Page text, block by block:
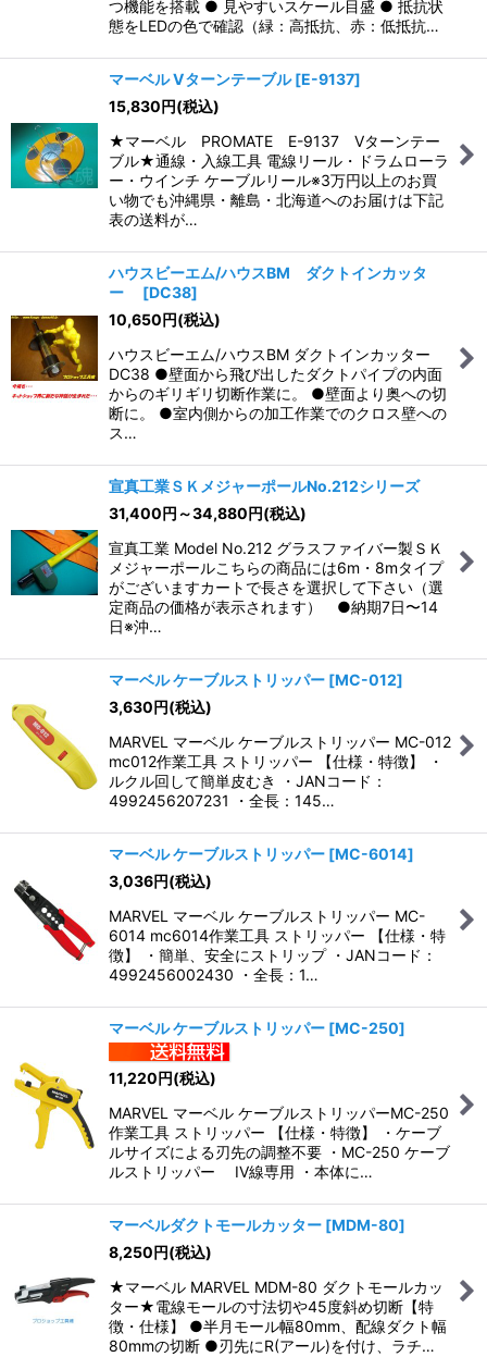
つ機能を搭載 ● 見やすいスケール目盛 ● 抵抗状
態をLEDの色で確認（緑：高抵抗、赤：低抵抗…
マーベル Vターンテーブル [E-9137]
15,830円(税込)
★マーベル PROMATE E-9137 Vターンテー
ブル★通線・入線工具 電線リール・ドラムローラ
ー・ウインチ ケーブルリール※3万円以上のお買
い物でも沖縄県・離島・北海道へのお届けは下記
表の送料が…
ハウスビーエム/ハウスBM ダクトインカッタ
ー
[DC38]
10,650円(税込)
ハウスビーエム/ハウスBM ダクトインカッター
DC38 ●壁面から飛び出したダクトパイプの内面
からのギリギリ切断作業に。 ●壁面より奥への切
断に。 ●室内側からの加工作業でのクロス壁への
ス…
宣真工業ＳＫメジャーポールNo.212シリーズ
31,400円 ～34,880円(税込)
宣真工業 Model No.212 グラスファイバー製ＳＫ
メジャーポールこちらの商品には6m・8mタイプ
がございますカートで長さを選択して下さい（選
定商品の価格が表示されます） ●納期7日〜14
日※沖…
マーベル ケーブルストリッパー [MC-012]
3,630円(税込)
MARVEL マーベル ケーブルストリッパー MC-012
mc012作業工具 ストリッパー 【仕様・特徴】 ・
ルクル回して簡単皮むき ・JANコード：
4992456207231 ・全長：145…
マーベル ケーブルストリッパー [MC-6014]
3,036円(税込)
MARVEL マーベル ケーブルストリッパー MC-
6014 mc6014作業工具 ストリッパー 【仕様・特
徴】 ・簡単、安全にストリップ ・JANコード：
4992456002430 ・全長：1…
マーベル ケーブルストリッパー [MC-250]
11,220円(税込)
MARVEL マーベル ケーブルストリッパーMC-250
作業工具 ストリッパー 【仕様・特徴】 ・ケーブ
ルサイズによる刃先の調整不要 ・MC-250 ケーブ
ルストリッパー IV線専用 ・本体に…
マーベルダクトモールカッター [MDM-80]
8,250円(税込)
★マーベル MARVEL MDM-80 ダクトモールカッ
ター★電線モールの寸法切や45度斜め切断【特
徴・仕様】 ●半月モール幅80mm、配線ダクト幅
80mmの切断 ●刃先にR(アール)を付け、ラチ…